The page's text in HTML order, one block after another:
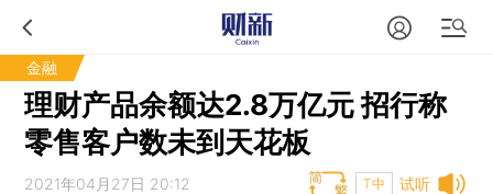
金融
理财产品余额达2.8万亿元 招行称
零售客户数未到天花板
试听
2021年04月27日 20:12 T中